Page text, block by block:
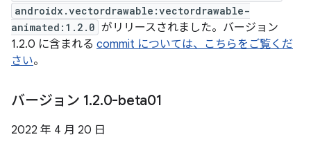
androidx.vectordrawable:vectordrawable-
animated:1.2.0 がリリースされました。バージョン
1.2.0 に含まれる commit については、こちらをご覧くだ
さい。
バージョン 1.2.0-beta01
2022 年 4 月 20 日